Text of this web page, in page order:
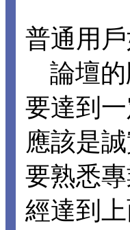
普通用
論壇的
要達到
應該是
要熟悉
經達到